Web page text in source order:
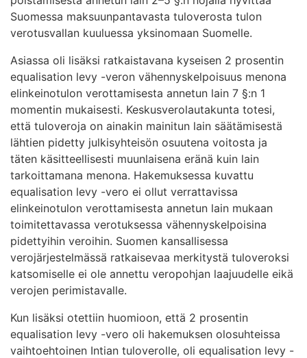
Suomessa maksuunpantavasta tuloverosta tulon
verotusvallan kuuluessa yksinomaan Suomelle.
Asiassa oli lisäksi ratkaistavana kyseisen 2 prosentin
equalisation levy -veron vähennyskelpoisuus menona
elinkeinotulon verottamisesta annetun lain 7 §:n 1
momentin mukaisesti. Keskusverolautakunta totesi,
että tuloveroja on ainakin mainitun lain säätämisestä
lähtien pidetty julkisyhteisön osuutena voitosta ja
täten käsitteellisesti muunlaisena eränä kuin lain
tarkoittamana menona. Hakemuksessa kuvattu
equalisation levy -vero ei ollut verrattavissa
elinkeinotulon verottamisesta annetun lain mukaan
toimitettavassa verotuksessa vähennyskelpoisina
pidettyihin veroihin. Suomen kansallisessa
verojärjestelmässä ratkaisevaa merkitystä tuloveroksi
katsomiselle ei ole annettu veropohjan laajuudelle eikä
verojen perimistavalle.
Kun lisäksi otettiin huomioon, että 2 prosentin
equalisation levy -vero oli hakemuksen olosuhteissa
vaihtoehtoinen Intian tuloverolle, oli equalisation levy -